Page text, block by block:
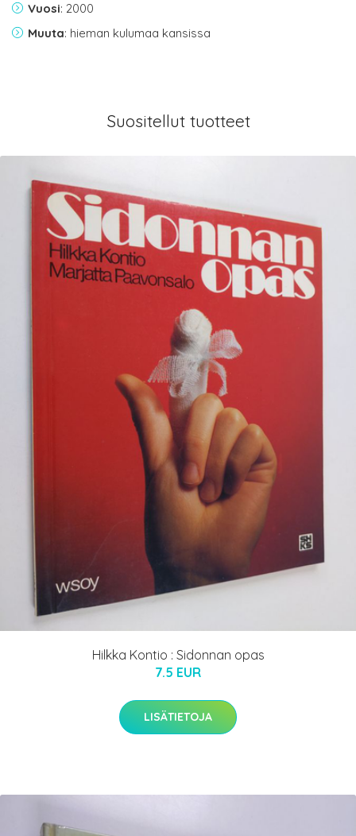
Vuosi: 2000
Muuta: hieman kulumaa kansissa
Suositellut tuotteet
Hilkka Kontio : Sidonnan opas
7.5 EUR
LISÄTIETOJA